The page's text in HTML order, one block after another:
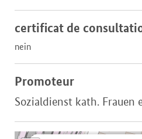
certificat de
nein
Promoteur
Sozialdienst kath. Frauen